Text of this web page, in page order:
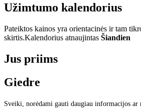
Užimtumo kalendorius
Pateiktos kainos yra orientacinės ir tam
skirtis.Kalendorius atnaujintas Šiandien
Jus priims
Giedre
Sveiki, norėdami gauti daugiau informacijos ar